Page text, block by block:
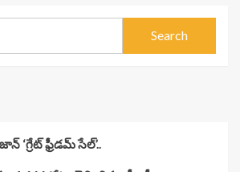
‘గ్రేట్ ఫ్రీడమ్ సేల్’..